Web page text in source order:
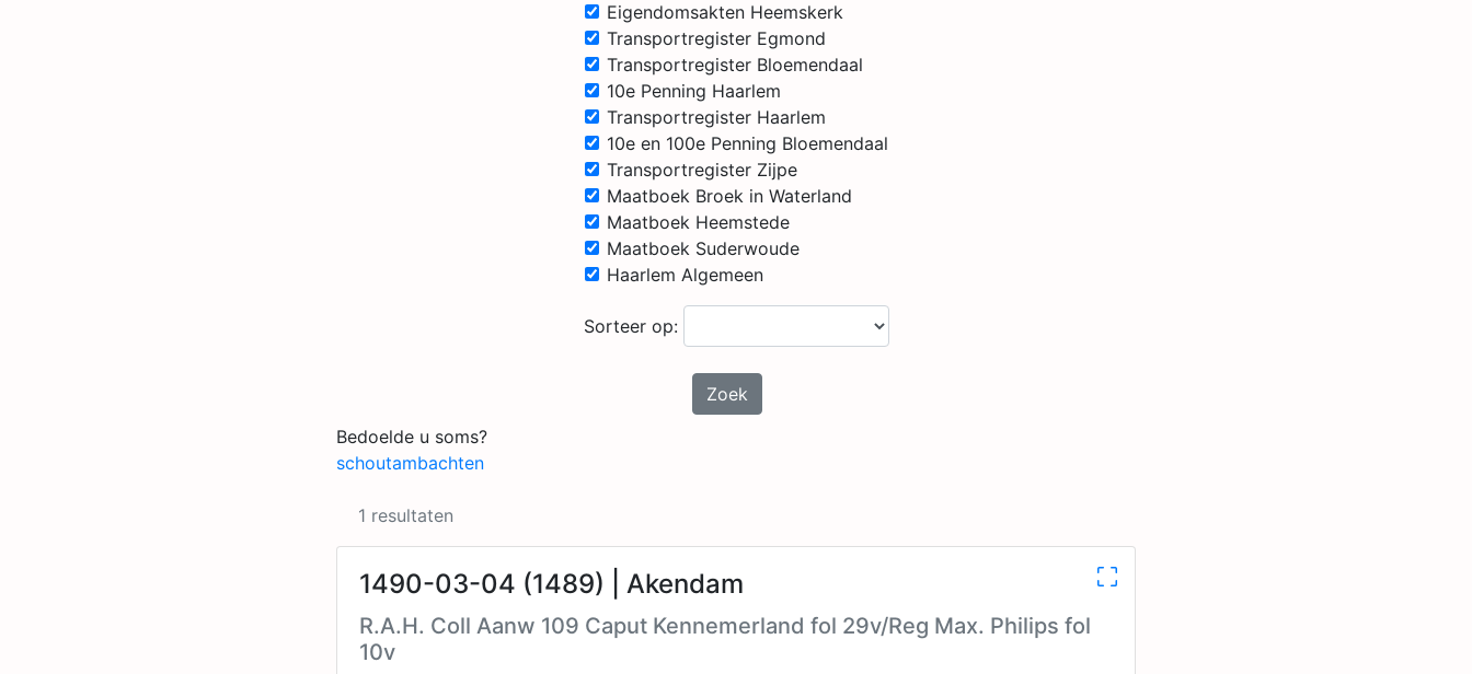
Eigendomsakten Heemskerk
Transportregister Egmond
Transportregister Bloemendaal
10e Penning Haarlem
Transportregister Haarlem
10e en 100e Penning Bloemendaal
Transportregister Zijpe
Maatboek Broek in Waterland
Maatboek Heemstede
Maatboek Suderwoude
Haarlem Algemeen
Sorteer op:
Zoek
Bedoelde u soms?
schoutambachten
1 resultaten
1490-03-04 (1489) | Akendam
R.A.H. Coll Aanw 109 Caput Kennemerland fol 29v/Reg Max. Philips fol
10v